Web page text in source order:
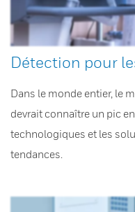
Détection pour
Dans le monde entier, le
devrait connaître un pic
technologiques et les
tendances.